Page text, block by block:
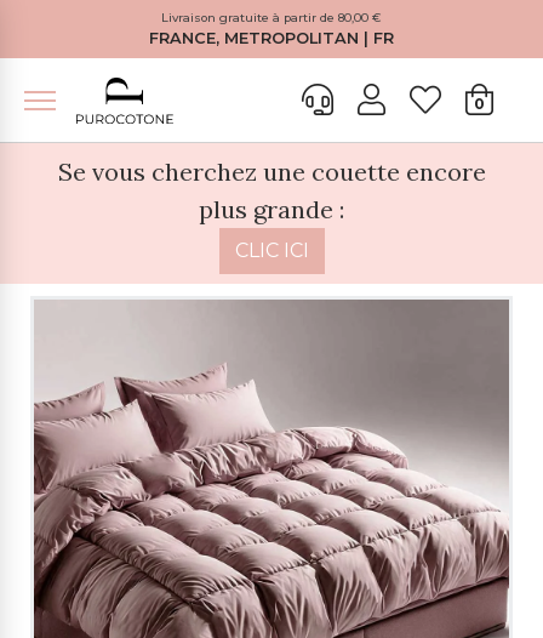
Livraison gratuite à partir de 80,00 €
FRANCE, METROPOLITAN | FR
0
Se vous cherchez une couette encore
plus grande :
CLIC ICI